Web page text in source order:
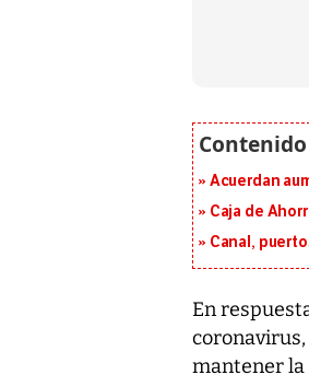
Acuerdan
Caja de
Canal,
En
mantener la